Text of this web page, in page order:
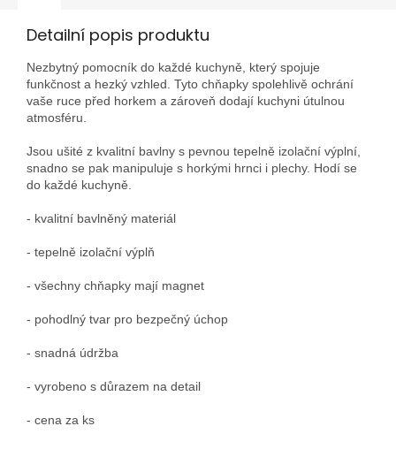
Detailní popis produktu
Nezbytný pomocník do každé kuchyně, který spojuje
funkčnost a hezký vzhled. Tyto chňapky spolehlivě ochrání
vaše ruce před horkem a zároveň dodají kuchyni útulnou
atmosféru.
Jsou ušité z kvalitní bavlny s pevnou tepelně izolační výplní,
snadno se pak manipuluje s horkými hrnci i plechy. Hodí se
do každé kuchyně.
- kvalitní bavlněný materiál
- tepelně izolační výplň
- všechny chňapky mají magnet
- pohodlný tvar pro bezpečný úchop
- snadná údržba
- vyrobeno s důrazem na detail
- cena za ks